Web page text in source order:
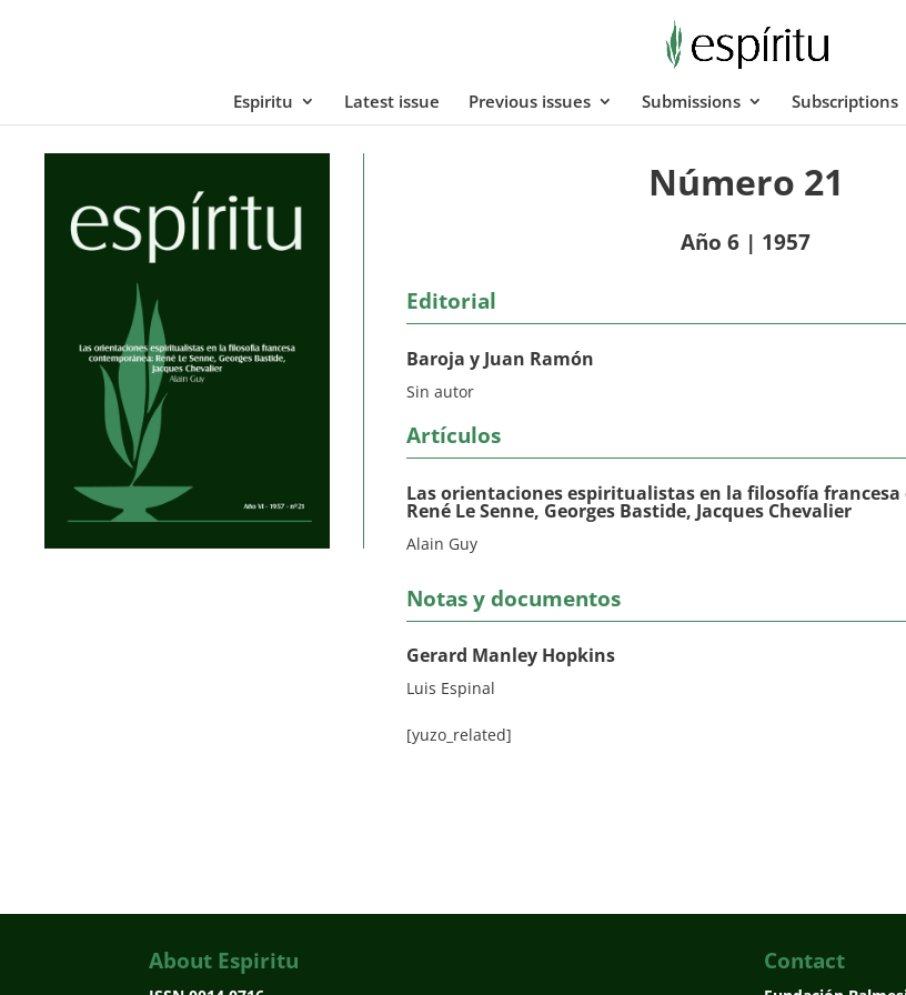
Espiritu Latest issue Previous issues Submissions Subscriptions
Número 21
Año 6 | 1957
Editorial
Baroja y Juan Ramón
Sin autor
Artículos
Las orientaciones espiritualistas en la filosofía
René Le Senne, Georges Bastide, Jacques Chevalier
Alain Guy
Notas y documentos
Gerard Manley Hopkins
Luis Espinal
[yuzo_related]
About Espiritu Contact